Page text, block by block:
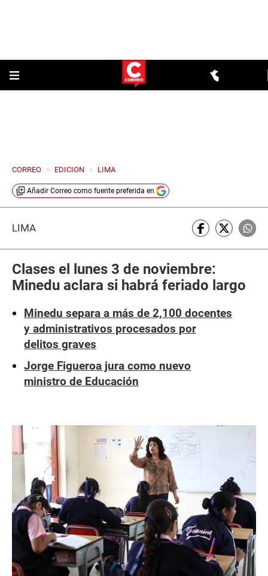
CORREO > EDICION > LIMA
Añadir Correo como fuente preferida en
LIMA
Clases el lunes 3 de noviembre:
Minedu aclara si habrá feriado largo
Minedu separa a más de 2,100 docentes
y administrativos procesados por
delitos graves
Jorge Figueroa jura como nuevo
ministro de Educación